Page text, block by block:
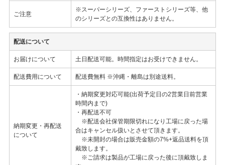
ご注意
※スーパーシリーズ、ファーストシリーズ等、他
のシリーズとの互換性はありません。
配送について
お届けについて 土日配送可能。時間指定はお受けできません。
配送費用について 配送費無料 ※沖縄・離島は別途送料。
納期変更・再配送
について
・納期変更対応可能(出荷予定日の2営業日前営業
時間内まで)
・再配送不可
※配送会社保管期限切れになり工場に戻った場
合はキャンセル扱いとさせて頂きます。
※未開封の場合は販売金額の7%+返品送料を頂
戴致します。
※ご請求は製品が工場に戻った後に頂戴致しま